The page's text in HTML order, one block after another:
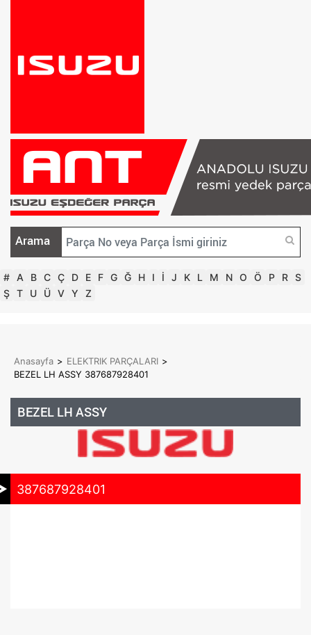
Arama
# A B C Ç D E F G Ğ H I İ J K L M N O Ö P R S
Ş T U Ü V Y Z
Anasayfa > ELEKTRIK PARÇALARI >
BEZEL LH ASSY 387687928401
BEZEL LH ASSY
387687928401